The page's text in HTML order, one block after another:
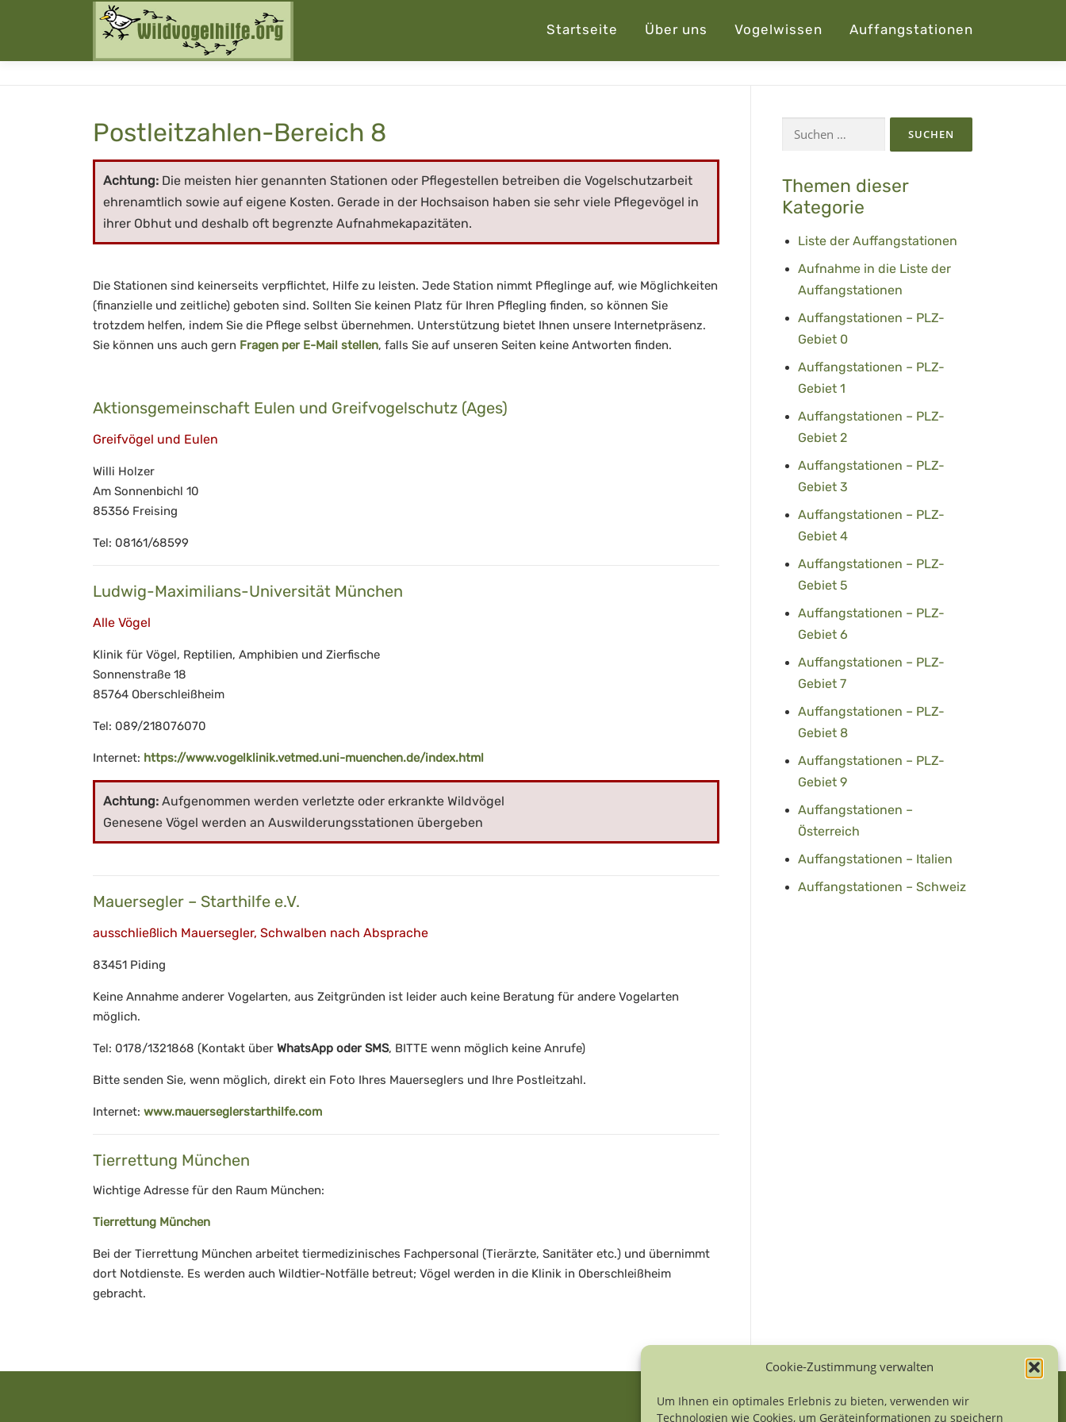
Cookie-Zustimmung verwalten
Um Ihnen ein optimales Erlebnis zu bieten, verwenden wir
Technologien wie Cookies, um Geräteinformationen zu speichern
Startseite Über uns Vogelwissen Auffangstationen
Postleitzahlen-Bereich 8
Achtung: Die meisten hier genannten Stationen oder Pflegestellen betreiben die Vogelschutzarbeit
ehrenamtlich sowie auf eigene Kosten. Gerade in der Hochsaison haben sie sehr viele Pflegevögel in
ihrer Obhut und deshalb oft begrenzte Aufnahmekapazitäten.
Die Stationen sind keinerseits verpflichtet, Hilfe zu leisten. Jede Station nimmt Pfleglinge auf, wie Möglichkeiten
(finanzielle und zeitliche) geboten sind. Sollten Sie keinen Platz für Ihren Pflegling finden, so können Sie
trotzdem helfen, indem Sie die Pflege selbst übernehmen. Unterstützung bietet Ihnen unsere Internetpräsenz.
Sie können uns auch gern Fragen per E-Mail stellen, falls Sie auf unseren Seiten keine Antworten finden.
Aktionsgemeinschaft Eulen und Greifvogelschutz (Ages)
Greifvögel und Eulen
Willi Holzer
Am Sonnenbichl 10
85356 Freising
Tel: 08161/68599
Ludwig-Maximilians-Universität München
Alle Vögel
Klinik für Vögel, Reptilien, Amphibien und Zierfische
Sonnenstraße 18
85764 Oberschleißheim
Tel: 089/218076070
Internet: https://www.vogelklinik.vetmed.uni-muenchen.de/index.html
Achtung: Aufgenommen werden verletzte oder erkrankte Wildvögel
Genesene Vögel werden an Auswilderungsstationen übergeben
Mauersegler – Starthilfe e.V.
ausschließlich Mauersegler, Schwalben nach Absprache
83451 Piding
Keine Annahme anderer Vogelarten, aus Zeitgründen ist leider auch keine Beratung für andere Vogelarten
möglich.
Tel: 0178/1321868 (Kontakt über WhatsApp oder SMS, BITTE wenn möglich keine Anrufe)
Bitte senden Sie, wenn möglich, direkt ein Foto Ihres Mauerseglers und Ihre Postleitzahl.
Internet: www.mauerseglerstarthilfe.com
Tierrettung München
Wichtige Adresse für den Raum München:
Tierrettung München
Bei der Tierrettung München arbeitet tiermedizinisches Fachpersonal (Tierärzte, Sanitäter etc.) und übernimmt
dort Notdienste. Es werden auch Wildtier-Notfälle betreut; Vögel werden in die Klinik in Oberschleißheim
gebracht.
nach:
Themen dieser
Kategorie
Liste der Auffangstationen
Aufnahme in die Liste der
Auffangstationen
Auffangstationen – PLZ-
Gebiet 0
Auffangstationen – PLZ-
Gebiet 1
Auffangstationen – PLZ-
Gebiet 2
Auffangstationen – PLZ-
Gebiet 3
Auffangstationen – PLZ-
Gebiet 4
Auffangstationen – PLZ-
Gebiet 5
Auffangstationen – PLZ-
Gebiet 6
Auffangstationen – PLZ-
Gebiet 7
Auffangstationen – PLZ-
Gebiet 8
Auffangstationen – PLZ-
Gebiet 9
Auffangstationen –
Österreich
Auffangstationen – Italien
Auffangstationen – Schweiz